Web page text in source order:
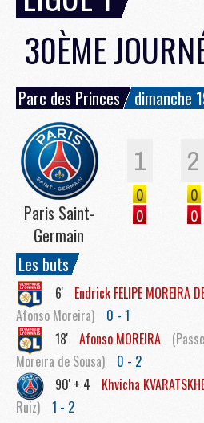
30ÈME
Parc des Princes dimanche
Paris Saint-
Germain
1 2
0
0
0
0
Les buts
6' Endrick FELIPE MOREIRA
Afonso Moreira)
0 - 1
18' Afonso MOREIRA
Moreira de Sousa)
0 - 2
90' + 4
Khvicha
Ruiz)
1 - 2